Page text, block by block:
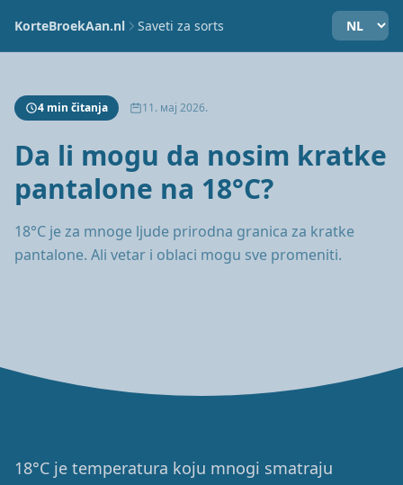
KorteBroekAan.nl Saveti za sorts
4 min čitanja 11. мај 2026.
Da li mogu da nosim kratke
pantalone na 18°C?
18°C je za mnoge ljude prirodna granica za kratke
pantalone. Ali vetar i oblaci mogu sve promeniti.
18°C je temperatura koju mnogi smatraju